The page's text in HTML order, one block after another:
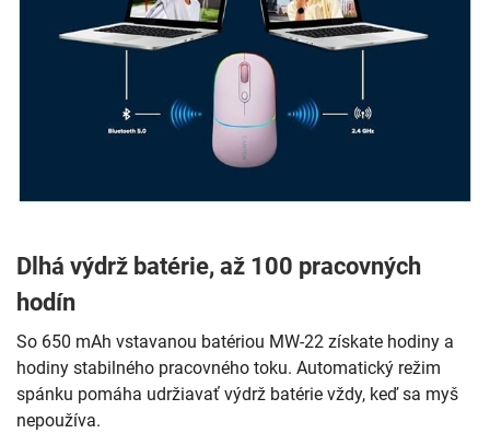
Dlhá výdrž batérie, až 100 pracovných
hodín
So 650 mAh vstavanou batériou MW-22 získate hodiny a
hodiny stabilného pracovného toku. Automatický režim
spánku pomáha udržiavať výdrž batérie vždy, keď sa myš
nepoužíva.